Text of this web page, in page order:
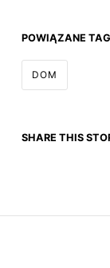
POWIĄZANE
DOM
SHARE THIS